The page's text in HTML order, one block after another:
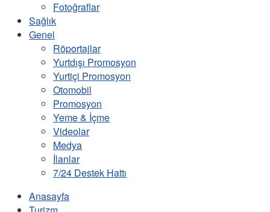
Fotoğraflar
Sağlık
Genel
Röportajlar
Yurtdışı Promosyon
Yurtiçi Promosyon
Otomobil
Promosyon
Yeme & İçme
Videolar
Medya
İlanlar
7/24 Destek Hattı
Anasayfa